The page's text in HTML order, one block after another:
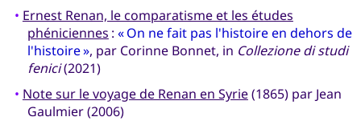
• Ernest Renan, le comparatisme et les études
phéniciennes : « On ne fait pas l'histoire en dehors de
l'histoire », par Corinne Bonnet, in Collezione di studi
fenici(2021)
• Note sur le voyage de Renan en Syrie(1865) par Jean
Gaulmier (2006)